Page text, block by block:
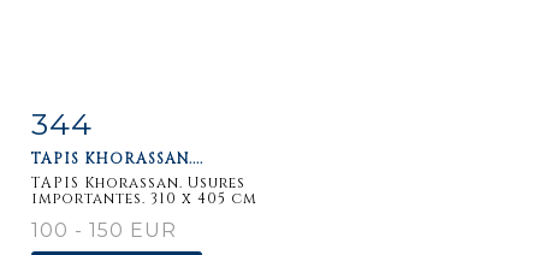
Item detail
344
TAPIS KHORASSAN....
TAPIS Khorassan. Usures
importantes. 310 x 405 cm
100 - 150 EUR